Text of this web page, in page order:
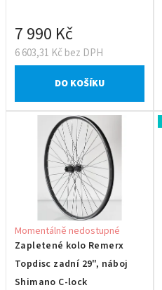
6 603,31 Kč bez DPH
7 990 Kč
DO KOŠÍKU
Zapletené kolo Remerx
Topdisc zadní 29", náboj
Shimano C-lock
Momentálně nedostupné